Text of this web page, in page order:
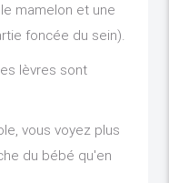
mamelon et une
foncée du sein).
lèvres sont
vous voyez plus
du bébé qu'en